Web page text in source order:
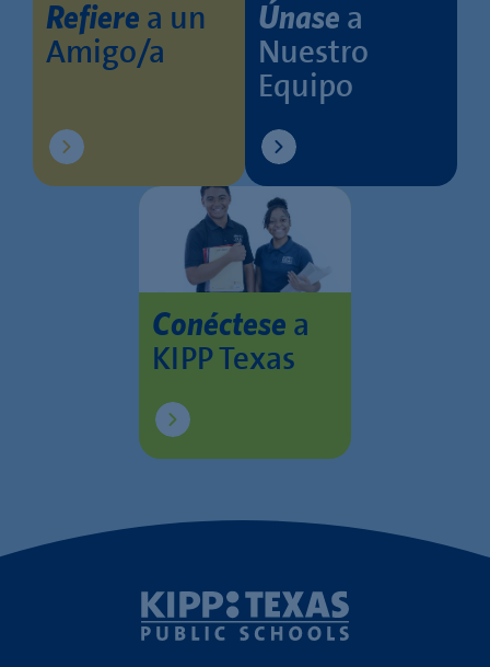
Refiere a un
Amigo/a
Únase a
Nuestro
Equipo
Conéctese a
KIPP Texas